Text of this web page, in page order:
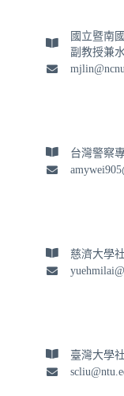
國立暨南
副教授兼
台灣警察
慈濟大學
臺灣大學